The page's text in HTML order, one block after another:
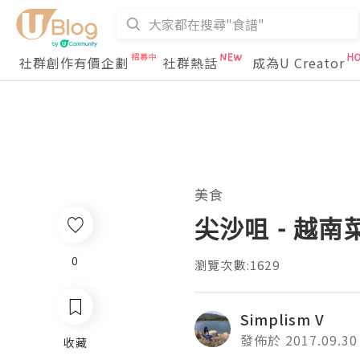
社群創作有價企劃 社群熱話 成為U Creator
0
收藏
美食
尖沙咀 - 越南
瀏覽次數:1629
Simplism V
發佈於 2017.09.30